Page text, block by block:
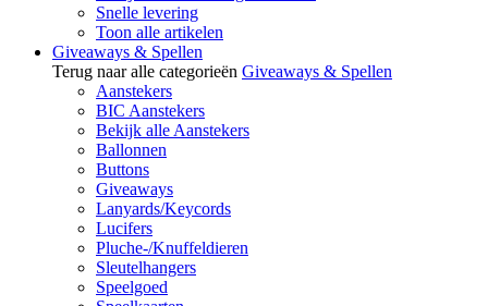
Snelle levering
Toon alle artikelen
Giveaways & Spellen
Terug naar alle categorieën Giveaways & Spellen
Aanstekers
BIC Aanstekers
Bekijk alle Aanstekers
Ballonnen
Buttons
Giveaways
Lanyards/Keycords
Lucifers
Pluche-/Knuffeldieren
Sleutelhangers
Speelgoed